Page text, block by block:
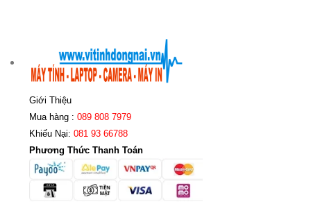
Giới Thiệu
Mua hàng : 089 808 7979
Khiếu Nại: 081 93 66788
Phương Thức Thanh Toán